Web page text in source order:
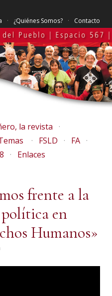
¿Quiénes Somos? Contacto
la revista
FSLD
FA
Enlaces
frente a la
política en
Humanos»